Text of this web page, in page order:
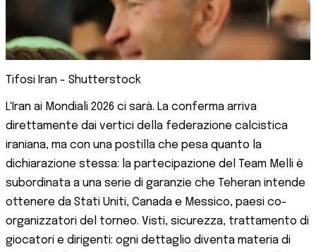
Tifosi Iran - Shutterstock
L'Iran ai Mondiali 2026 ci sarà. La conferma arriva
direttamente dai vertici della federazione calcistica
iraniana, ma con una postilla che pesa quanto la
dichiarazione stessa: la partecipazione del Team Melli è
subordinata a una serie di garanzie che Teheran intende
ottenere da Stati Uniti, Canada e Messico, paesi co-
organizzatori del torneo. Visti, sicurezza, trattamento di
giocatori e dirigenti: ogni dettaglio diventa materia di